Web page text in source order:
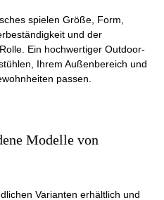
spielen Größe, Form,
und der
Ein hochwertiger Outdoor-
Ihrem Außenbereich und
passen.
Modelle von
Varianten erhältlich und